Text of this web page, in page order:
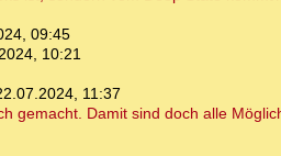
09:45
10:21
11:37
gemacht. Damit sind doch alle